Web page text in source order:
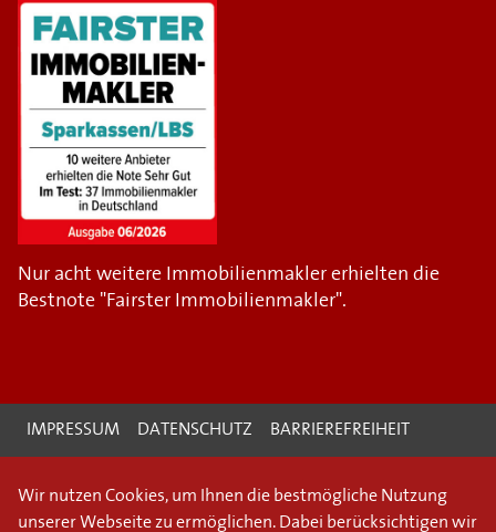
Nur acht weitere Immobilienmakler erhielten die
Bestnote "Fairster Immobilienmakler".
IMPRESSUM DATENSCHUTZ BARRIEREFREIHEIT
Wir nutzen Cookies, um Ihnen die bestmögliche Nutzung
unserer Webseite zu ermöglichen. Dabei berücksichtigen wir